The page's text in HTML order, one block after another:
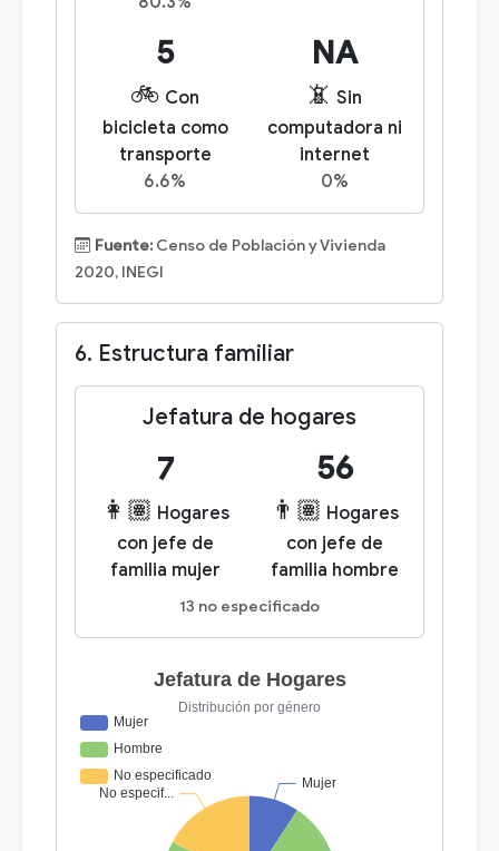
5
🚲 Con
bicicleta como
transporte
6.6%
NA
📵 Sin
computadora ni
internet
0%
Fuente: Censo de Población y Vivienda
2020, INEGI
6. Estructura familiar
Jefatura de hogares
7
👩🏽 Hogares
con jefe de
familia mujer
56
👨🏽 Hogares
con jefe de
familia hombre
13 no especificado